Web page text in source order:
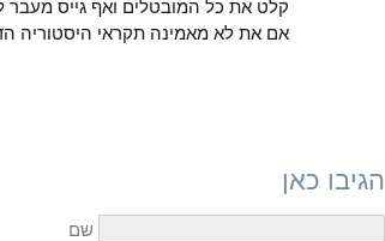
קלט את כל המובטלים ואף גייס מעבר
אם את לא מאמינה תקראי היסטוריה
הגיבו כאן
שם